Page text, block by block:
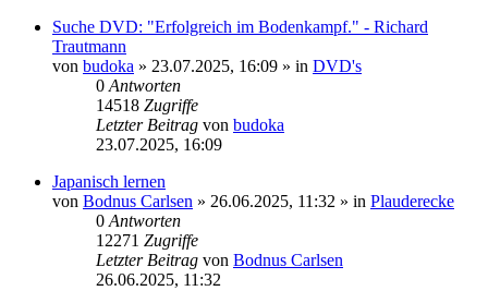
Suche DVD: "Erfolgreich im Bodenkampf." - Richard
Trautmann
von budoka » 23.07.2025, 16:09 » in DVD's
0 Antworten
14518 Zugriffe
Letzter Beitrag von budoka
23.07.2025, 16:09
Japanisch lernen
von Bodnus Carlsen » 26.06.2025, 11:32 » in Plauderecke
0 Antworten
12271 Zugriffe
Letzter Beitrag von Bodnus Carlsen
26.06.2025, 11:32